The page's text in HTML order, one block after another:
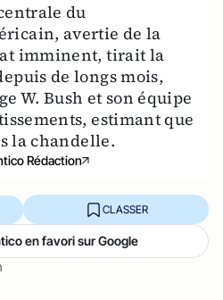
du
avertie de la
imminent, tirait la
de longs mois,
W. Bush et son équipe
estimant que
la chandelle.
Rédaction
CLASSER
en favori sur Google